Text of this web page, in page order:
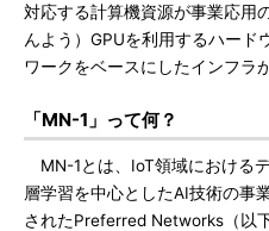
対応する計算機資源が事業応用
んよう）GPUを利用するハード
ワークをベースにしたインフラ
「MN-1」って何？
MN-1とは、IoT領域における
層学習を中心としたAI技術の事
されたPreferred Networks（以